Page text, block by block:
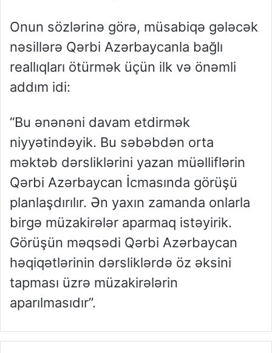
Onun sözlərinə görə, müsabiqə gələcək
nəsillərə Qərbi Azərbaycanla bağlı
reallıqları ötürmək üçün ilk və önəmli
addım idi:
“Bu ənənəni davam etdirmək
niyyətindəyik. Bu səbəbdən orta
məktəb dərsliklərini yazan müəlliflərin
Qərbi Azərbaycan İcmasında görüşü
planlaşdırılır. Ən yaxın zamanda onlarla
birgə müzakirələr aparmaq istəyirik.
Görüşün məqsədi Qərbi Azərbaycan
həqiqətlərinin dərsliklərdə öz əksini
tapması üzrə müzakirələrin
aparılmasıdır”.